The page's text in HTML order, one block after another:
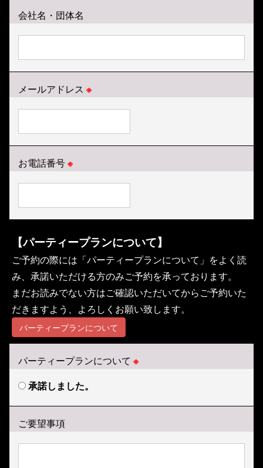
会社名・団体名
メールアドレス ※
お電話番号※
【パーティープランについて】
ご予約の際には「パーティープランについて」をよく読
み、承諾いただける方のみご予約を承っております。
まだお読みでない方はご確認いただいてからご予約いた
だきますよう、よろしくお願い致します。
パーティープランについて
パーティープランについて ※
承諾しました。
ご要望事項